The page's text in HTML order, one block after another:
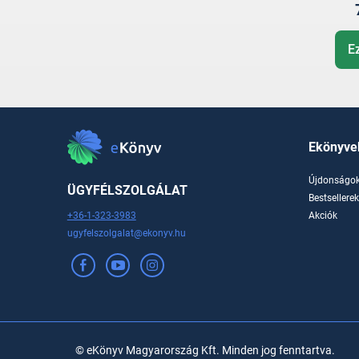
ÜGYFÉLSZOLGÁLAT
+36-1-323-3983
ugyfelszolgalat@ekonyv.hu
Bestsellerek
Akciók
© eKönyv Magyarország Kft. Minden jog fenntartva.